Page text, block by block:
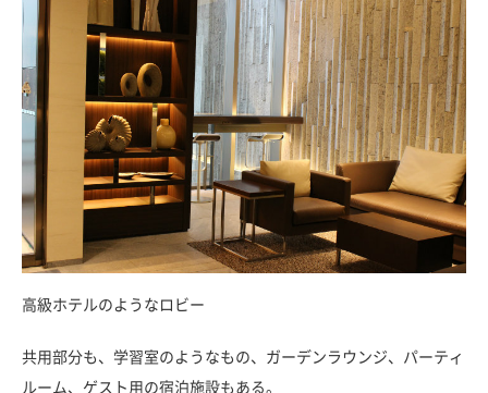
高級ホテルのようなロビー
共用部分も、学習室のようなもの、ガーデンラウンジ、パーティ
ルーム、ゲスト用の宿泊施設もある。